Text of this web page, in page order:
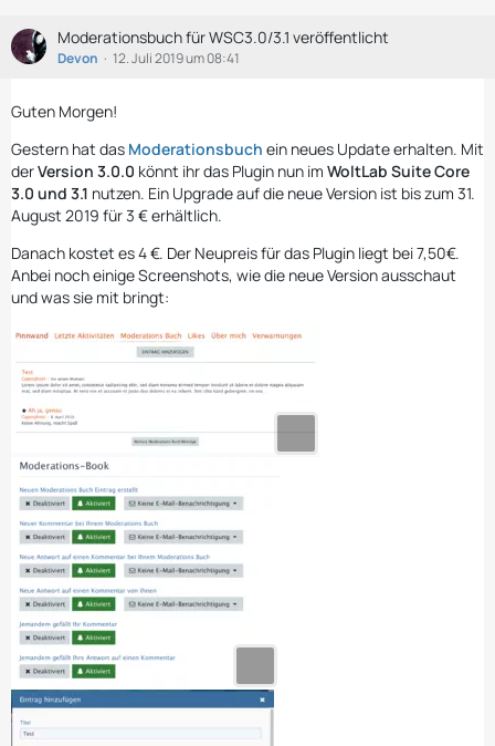
Moderationsbuch für WSC3.0/3.1 veröffentlicht
Devon 12. Juli 2019 um 08:41
Guten Morgen!
Gestern hat das Moderationsbuch ein neues Update erhalten. Mit
derVersion 3.0.0 könnt ihr das Plugin nun im WoltLab Suite Core
3.0 und 3.1 nutzen. Ein Upgrade auf die neue Version ist bis zum 31.
August 2019 für 3 € erhältlich.
Danach kostet es 4 €. Der Neupreis für das Plugin liegt bei 7,50€.
Anbei noch einige Screenshots, wie die neue Version ausschaut
und was sie mit bringt: